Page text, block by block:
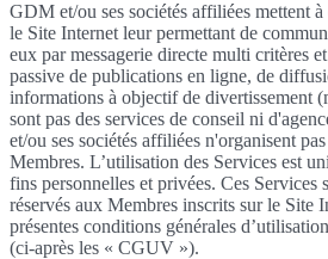
GDM et/ou ses sociétés affiliées mettent
le Site Internet leur permettant de
eux par messagerie directe multi critères
passive de publications en ligne, de
informations à objectif de divertissement
sont pas des services de conseil ni
et/ou ses sociétés affiliées n'organisent
Membres. L’utilisation des Services est
fins personnelles et privées. Ces Services
réservés aux Membres inscrits sur le Site
présentes conditions générales
(ci-après les « CGUV »).